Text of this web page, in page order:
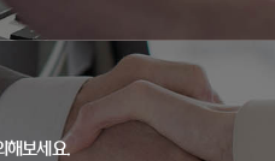
해보세요.